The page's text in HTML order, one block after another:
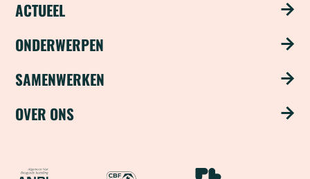
ACTUEEL
Nieuws
Nieuwsbrief
ONDERWERPEN
Schoon water
SAMENWERKEN
Steun ons met je bedrijf
Samenwerken als fonds
OVER ONS
Team
ANBI CBF Erkend Goed DoelNationale Postcode